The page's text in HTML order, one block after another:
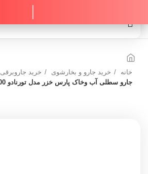
خانه خرید جارو و بخارشوی
خرید جاروبرقی
جارو سطلی آب وخاک پارس خزر مدل تورنادو 2200 وات